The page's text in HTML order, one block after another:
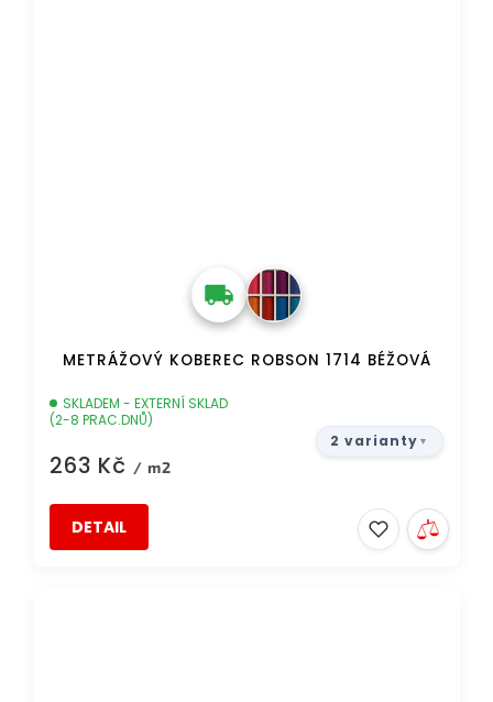
METRÁŽOVÝ KOBEREC ROBSON 1714 BÉŽOVÁ
SKLADEM - EXTERNÍ SKLAD
(2-8 PRAC.DNŮ)
263 Kč / m2
DETAIL
2 varianty